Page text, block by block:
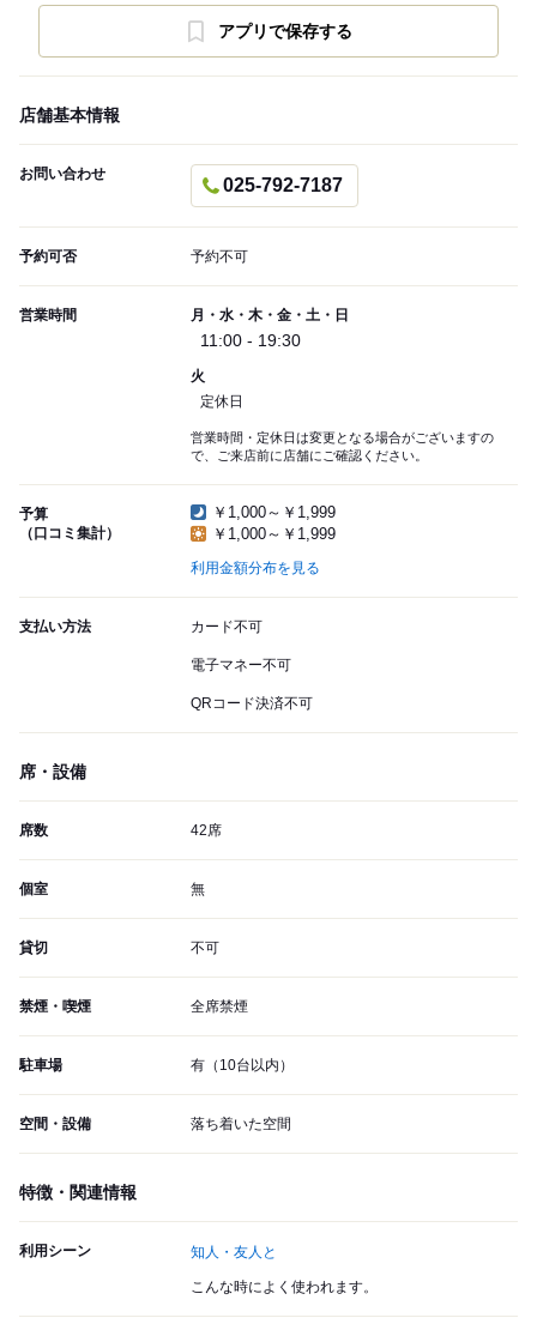
アプリで保存する
店舗基本情報
お問い合わせ
025-792-7187
予約可否 予約不可
営業時間 月・水・木・金・土・日
11:00 - 19:30
火
定休日
営業時間・定休日は変更となる場合がございますの
で、ご来店前に店舗にご確認ください。
予算
（口コミ集計）
￥1,000～￥1,999
￥1,000～￥1,999
利用金額分布を見る
支払い方法 カード不可
電子マネー不可
QRコード決済不可
席・設備
席数 42席
個室 無
貸切 不可
禁煙・喫煙 全席禁煙
駐車場 有（10台以内）
空間・設備 落ち着いた空間
特徴・関連情報
利用シーン 知人・友人と
こんな時によく使われます。